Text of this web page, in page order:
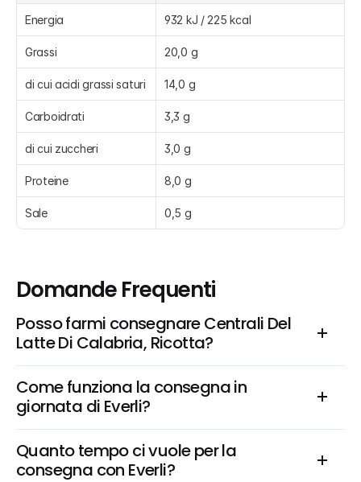
Energia 932 kJ / 225 kcal
Grassi 20,0 g
di cui acidi grassi saturi 14,0 g
Carboidrati 3,3 g
di cui zuccheri 3,0 g
Proteine 8,0 g
Sale 0,5 g
Domande Frequenti
Posso farmi consegnare Centrali Del
Latte Di Calabria, Ricotta?
Come funziona la consegna in
giornata di Everli?
Quanto tempo ci vuole per la
consegna con Everli?